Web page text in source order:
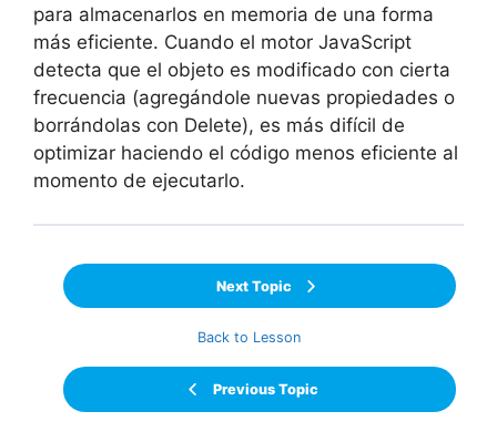
para almacenarlos en memoria de una forma
más eficiente. Cuando el motor JavaScript
detecta que el objeto es modificado con cierta
frecuencia (agregándole nuevas propiedades o
borrándolas con Delete), es más difícil de
optimizar haciendo el código menos eficiente al
momento de ejecutarlo.
Previous Topic
Back to Lesson
Next Topic